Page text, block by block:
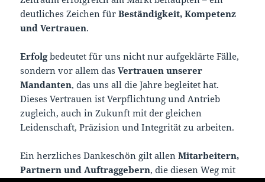
deutliches Zeichen fürBeständigkeit, Kompetenz
und Vertrauen.
Erfolgbedeutet für uns nicht nur aufgeklärte Fälle,
sondern vor allem dasVertrauen unserer
Mandanten, das uns all die Jahre begleitet hat.
Dieses Vertrauen ist Verpflichtung und Antrieb
zugleich, auch in Zukunft mit der gleichen
Leidenschaft, Präzision und Integrität zu arbeiten.
Ein herzliches Dankeschön gilt allenMitarbeitern,
Partnern und Auftraggebern, die diesen Weg mit